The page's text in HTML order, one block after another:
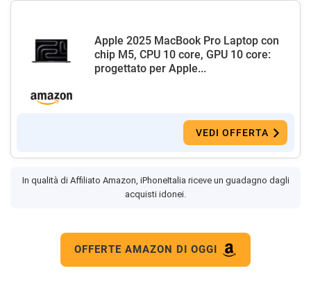
Apple 2025 MacBook Pro Laptop con
chip M5, CPU 10 core, GPU 10 core:
progettato per Apple...
VEDI OFFERTA
In qualità di Affiliato Amazon, iPhoneItalia riceve un guadagno dagli
acquisti idonei.
OFFERTE AMAZON DI OGGI